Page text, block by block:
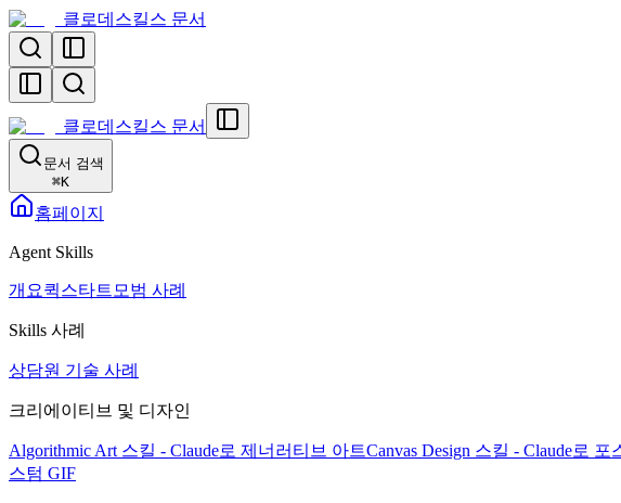
클로데스킬스 문서
클로데스킬스 문서
문서 검색
⌘K
홈페이지
Agent Skills
개요퀵스타트 모범 사례
Skills 사례
상담원 기술 사례
크리에이티브 및 디자인
Algorithmic Art 스킬 - Claude로 제너러티브 아트Canvas Design 스킬 - Claude로
스텀 GIF